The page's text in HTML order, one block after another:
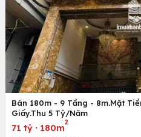
Bán 180m - 9 Tầng - 8m.Mặt
Giấy.Thu 5 Tỷ/Năm
71 tỷ · 180m
2